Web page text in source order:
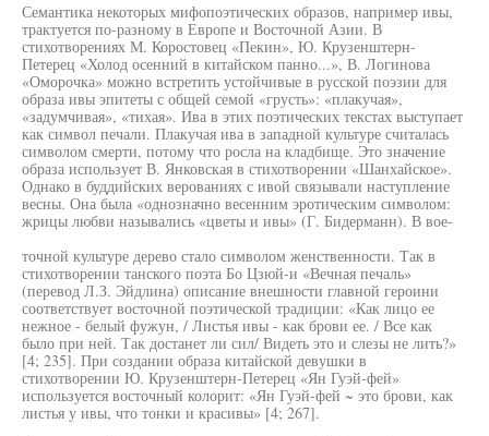
Семантика некоторых мифопоэтических образов, например ивы,
трактуется по-разному в Европе и Восточной Азии. В
стихотворениях М. Коростовец «Пекин», Ю. Крузенштерн-
Петерец «Холод осенний в китайском панно...», В. Логинова
«Оморочка» можно встретить устойчивые в русской поэзии для
образа ивы эпитеты с общей семой «грусть»: «плакучая»,
«задумчивая», «тихая». Ива в этих поэтических текстах выступает
как символ печали. Плакучая ива в западной культуре считалась
символом смерти, потому что росла на кладбище. Это значение
образа использует В. Янковская в стихотворении «Шанхайское».
Однако в буддийских верованиях с ивой связывали наступление
весны. Она была «однозначно весенним эротическим символом:
жрицы любви назывались «цветы и ивы» (Г. Бидерманн). В вое-
точной культуре дерево стало символом женственности. Так в
стихотворении танского поэта Бо Цзюй-и «Вечная печаль»
(перевод Л.З. Эйдлина) описание внешности главной героини
соответствует восточной поэтической традиции: «Как лицо ее
нежное - белый фужун, / Листья ивы - как брови ее. / Все как
было при ней. Так достанет ли сил/ Видеть это и слезы не лить?»
[4; 235]. При создании образа китайской девушки в
стихотворении Ю. Крузенштерн-Петерец «Ян Гуэй-фей»
используется восточный колорит: «Ян Гуэй-фей ~ это брови, как
листья у ивы, что тонки и красивы» [4; 267].